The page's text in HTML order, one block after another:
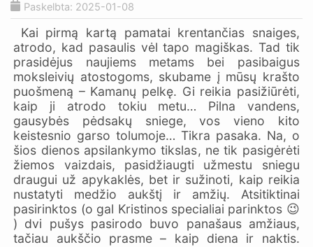
Paskelbta: 2025-01-08
Kai pirmą kartą pamatai krentančias snaiges,
atrodo, kad pasaulis vėl tapo magiškas. Tad tik
prasidėjus naujiems metams bei pasibaigus
moksleivių atostogoms, skubame į mūsų krašto
puošmeną – Kamanų pelkę. Gi reikia pasižiūrėti,
kaip ji atrodo tokiu metu… Pilna vandens,
gausybės pėdsakų sniege, vos vieno kito
keistesnio garso tolumoje… Tikra pasaka. Na, o
šios dienos apsilankymo tikslas, ne tik pasigėrėti
žiemos vaizdais, pasidžiaugti užmestu sniegu
draugui už apykaklės, bet ir sužinoti, kaip reikia
nustatyti medžio aukštį ir amžių. Atsitiktinai
pasirinktos (o gal Kristinos specialiai parinktos 😉
) dvi pušys pasirodo buvo panašaus amžiaus,
tačiau aukščio prasme – kaip diena ir naktis.